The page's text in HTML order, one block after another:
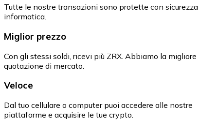
Tutte le nostre transazioni sono protette con sicurezza
informatica.
Miglior prezzo
Con gli stessi soldi, ricevi più ZRX. Abbiamo la migliore
quotazione di mercato.
Veloce
Dal tuo cellulare o computer puoi accedere alle nostre
piattaforme e acquisire le tue crypto.